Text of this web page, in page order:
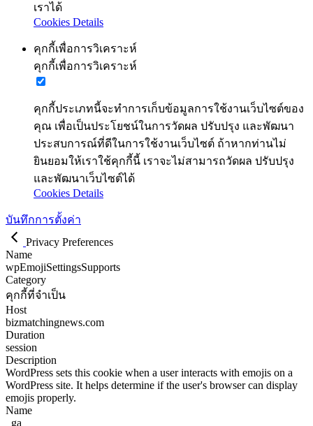
เราได้
Cookies Details
คุกกี้เพื่อการวิเคราะห์
คุกกี้เพื่อการวิเคราะห์
คุกกี้ประเภทนี้จะทำการเก็บข้อมูลการใช้งานเว็บไซต์ของ
คุณ เพื่อเป็นประโยชน์ในการวัดผล ปรับปรุง และพัฒนา
ประสบการณ์ที่ดีในการใช้งานเว็บไซต์ ถ้าหากท่านไม่
ยินยอมให้เราใช้คุกกี้นี้ เราจะไม่สามารถวัดผล ปรับปรุง
และพัฒนาเว็บไซต์ได้
Cookies Details
บันทึกการตั้งค่า
Privacy Preferences
Name
wpEmojiSettingsSupports
Category
คุกกี้ที่จำเป็น
Host
bizmatchingnews.com
Duration
session
Description
WordPress sets this cookie when a user interacts with emojis on a
WordPress site. It helps determine if the user's browser can display
emojis properly.
Name
_ga